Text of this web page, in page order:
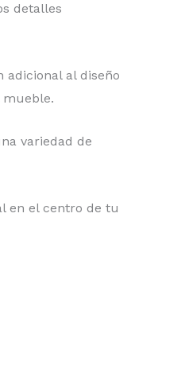
detalles
adicional al diseño
mueble.
variedad de
en el centro de tu